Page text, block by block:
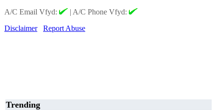
A/C Email Vfyd:
| A/C Phone Vfyd:
Disclaimer
Report Abuse
Trending